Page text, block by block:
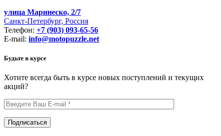
улица Маринеско, 2/7
Санкт-Петербург, Россия
Телефон: +7 (903) 093-65-56
E-mail: info@motopuzzle.net
Будьте в курсе
Хотите всегда быть в курсе новых поступлений и текущих
акций?